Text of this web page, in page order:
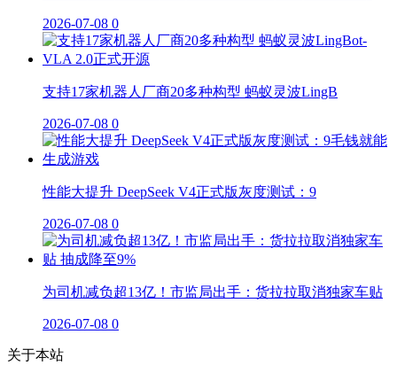
2026-07-08 0
支持17家机器人厂商20多种构型 蚂蚁灵波LingB
2026-07-08 0
性能大提升 DeepSeek V4正式版灰度测试：9
2026-07-08 0
为司机减负超13亿！市监局出手：货拉拉取消独家车贴
2026-07-08 0
关于本站